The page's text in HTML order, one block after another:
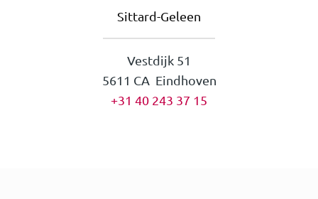
Sittard-Geleen
Vestdijk 51
5611 CA Eindhoven
+31 40 243 37 15